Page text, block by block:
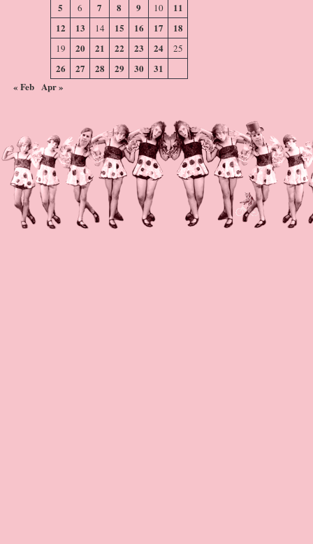
5 6 7 8 9 10
11
12
13 14 15 16 17 18
19 20 21 22 23 24 25
26 27 28 29 30
31
« Feb Apr »